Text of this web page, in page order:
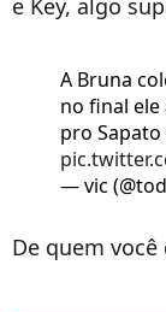
A Bruna
no final
pro Sapato
— vic
De quem